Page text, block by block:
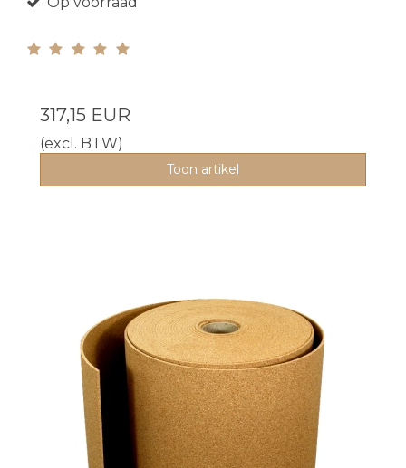
317,15 EUR
(excl. BTW)
Toon artikel